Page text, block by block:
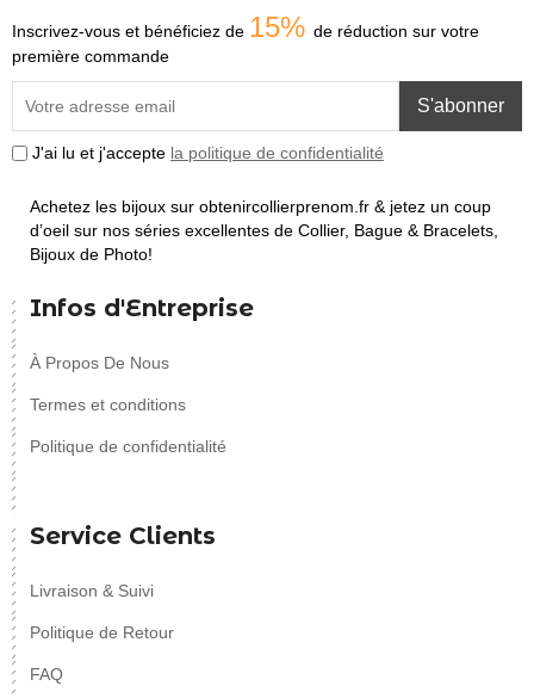
Inscrivez-vous et bénéficiez de 15% de réduction sur votre
première commande
S'abonner
J'ai lu et j'accepte la politique de confidentialité
Achetez les bijoux sur obtenircollierprenom.fr & jetez un coup
d’oeil sur nos séries excellentes de Collier, Bague & Bracelets,
Bijoux de Photo!
Infos d'Entreprise
À Propos De Nous
Termes et conditions
Politique de confidentialité
Service Clients
Livraison & Suivi
Politique de Retour
FAQ